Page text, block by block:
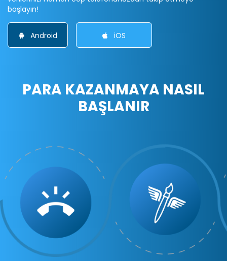
başlayın!
Android iOS
PARA KAZANMAYA NASIL
BAŞLANIR